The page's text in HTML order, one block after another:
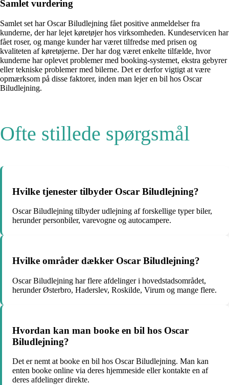
Samlet vurdering
Samlet set har Oscar Biludlejning fået positive anmeldelser fra
kunderne, der har lejet køretøjer hos virksomheden. Kundeservicen har
fået roser, og mange kunder har været tilfredse med prisen og
kvaliteten af køretøjerne. Der har dog været enkelte tilfælde, hvor
kunderne har oplevet problemer med booking-systemet, ekstra gebyrer
eller tekniske problemer med bilerne. Det er derfor vigtigt at være
opmærksom på disse faktorer, inden man lejer en bil hos Oscar
Biludlejning.
Ofte stillede spørgsmål
Hvilke tjenester tilbyder Oscar Biludlejning?
Oscar Biludlejning tilbyder udlejning af forskellige typer biler,
herunder personbiler, varevogne og autocampere.
Hvilke områder dækker Oscar Biludlejning?
Oscar Biludlejning har flere afdelinger i hovedstadsområdet,
herunder Østerbro, Haderslev, Roskilde, Virum og mange flere.
Hvordan kan man booke en bil hos Oscar
Biludlejning?
Det er nemt at booke en bil hos Oscar Biludlejning. Man kan
enten booke online via deres hjemmeside eller kontakte en af
deres afdelinger direkte.